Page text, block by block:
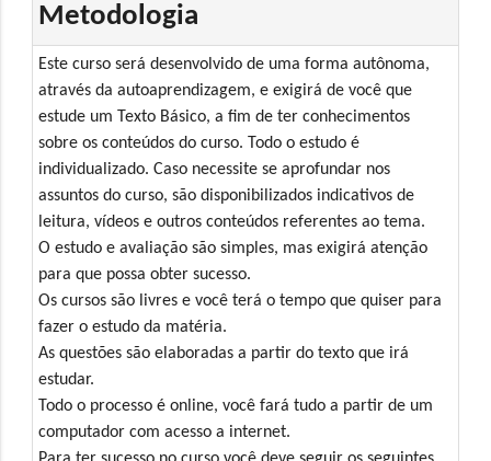
Metodologia
Este curso será desenvolvido de uma forma autônoma,
através da autoaprendizagem, e exigirá de você que
estude um Texto Básico, a fim de ter conhecimentos
sobre os conteúdos do curso. Todo o estudo é
individualizado. Caso necessite se aprofundar nos
assuntos do curso, são disponibilizados indicativos de
leitura, vídeos e outros conteúdos referentes ao tema.
O estudo e avaliação são simples, mas exigirá atenção
para que possa obter sucesso.
Os cursos são livres e você terá o tempo que quiser para
fazer o estudo da matéria.
As questões são elaboradas a partir do texto que irá
estudar.
Todo o processo é online, você fará tudo a partir de um
computador com acesso a internet.